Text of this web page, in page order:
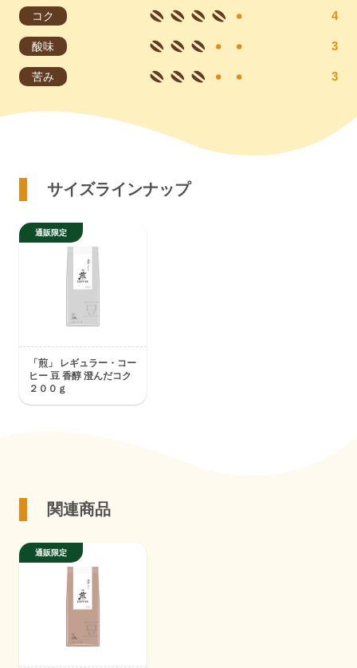
コク
酸味
苦み
サイズラインナップ
「煎」 レギュラー・コー
ヒー 豆 香醇 澄んだコク
２００ｇ
関連商品